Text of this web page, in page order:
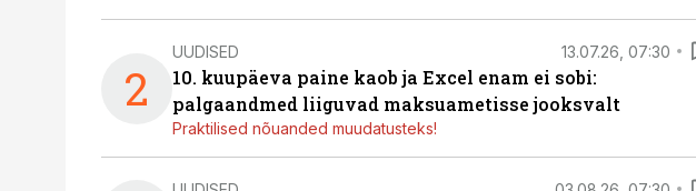
2
UUDISED 13.07.26, 07:30
10. kuupäeva paine kaob ja Excel enam ei sobi:
palgaandmed liiguvad maksuametisse jooksvalt
Praktilised nõuanded muudatusteks!